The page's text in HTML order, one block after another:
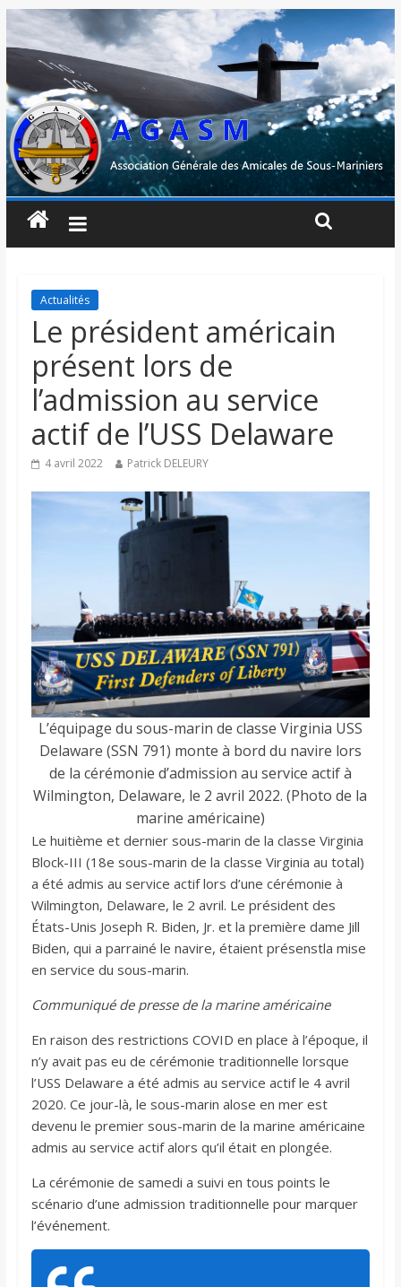
Actualités
Le président américain
présent lors de
l’admission au service
actif de l’USS Delaware
4 avril 2022 Patrick DELEURY
L’équipage du sous-marin de classe Virginia USS
Delaware (SSN 791) monte à bord du navire lors
de la cérémonie d’admission au service actif à
Wilmington, Delaware, le 2 avril 2022. (Photo de la
marine américaine)
Le huitième et dernier sous-marin de la classe Virginia
Block-III (18e sous-marin de la classe Virginia au total)
a été admis au service actif lors d’une cérémonie à
Wilmington, Delaware, le 2 avril. Le président des
États-Unis Joseph R. Biden, Jr. et la première dame Jill
Biden, qui a parrainé le navire, étaient présenstla mise
en service du sous-marin.
Communiqué de presse de la marine américaine
En raison des restrictions COVID en place à l’époque, il
n’y avait pas eu de cérémonie traditionnelle lorsque
l’USS Delaware a été admis au service actif le 4 avril
2020. Ce jour-là, le sous-marin alose en mer est
devenu le premier sous-marin de la marine américaine
admis au service actif alors qu’il était en plongée.
La cérémonie de samedi a suivi en tous points le
scénario d’une admission traditionnelle pour marquer
l’événement.